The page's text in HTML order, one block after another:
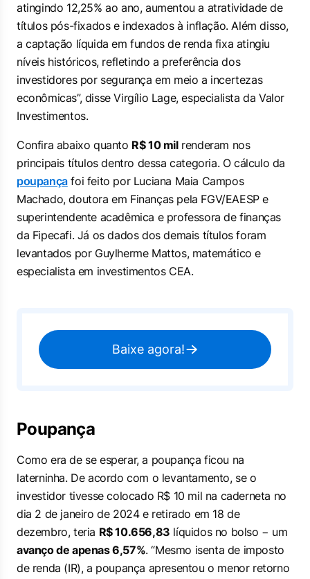
atingindo 12,25% ao ano, aumentou a atratividade de
títulos pós-fixados e indexados à inflação. Além disso,
a captação líquida em fundos de renda fixa atingiu
níveis históricos, refletindo a preferência dos
investidores por segurança em meio a incertezas
econômicas”, disse Virgílio Lage, especialista da Valor
Investimentos.
Confira abaixo quanto R$ 10 milrenderam nos
principais títulos dentro dessa categoria. O cálculo da
poupançafoi feito por Luciana Maia Campos
Machado, doutora em Finanças pela FGV/EAESP e
superintendente acadêmica e professora de finanças
da Fipecafi. Já os dados dos demais títulos foram
levantados por Guylherme Mattos, matemático e
especialista em investimentos CEA.
Baixe agora!
Poupança
Como era de se esperar, a poupança ficou na
laterninha. De acordo com o levantamento, se o
investidor tivesse colocado R$ 10 mil na caderneta no
dia 2 de janeiro de 2024 e retirado em 18 de
dezembro, teria R$ 10.656,83 líquidos no bolso − um
avanço de apenas 6,57%. “Mesmo isenta de imposto
de renda (IR), a poupança apresentou o menor retorno